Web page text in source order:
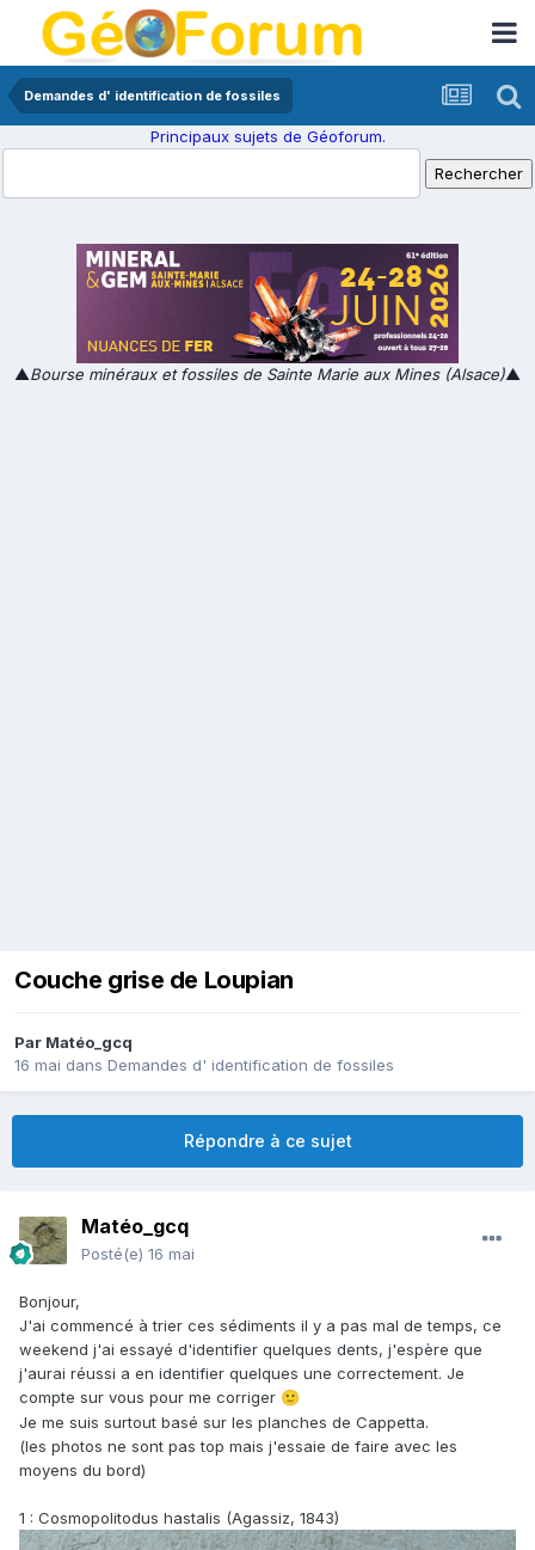
Demandes d' identification de fossiles
Principaux sujets de Géoforum.
▲Bourse minéraux et fossiles de Sainte Marie aux Mines (Alsace)▲
Couche grise de Loupian
Par Matéo_gcq
16 mai dans Demandes d' identification de fossiles
Répondre à ce sujet
Matéo_gcq
Posté(e) 16 mai
Bonjour,
J'ai commencé à trier ces sédiments il y a pas mal de temps, ce
weekend j'ai essayé d'identifier quelques dents, j'espère que
j'aurai réussi a en identifier quelques une correctement. Je
compte sur vous pour me corriger 🙂
Je me suis surtout basé sur les planches de Cappetta.
(les photos ne sont pas top mais j'essaie de faire avec les
moyens du bord)
1 : Cosmopolitodus hastalis (Agassiz, 1843)